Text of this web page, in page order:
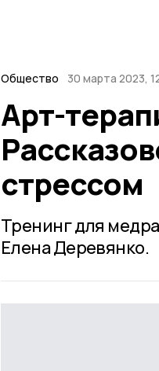
Общество 30 марта 2023,
Арт-
стрессом
Тренинг для
Елена Деревянко.